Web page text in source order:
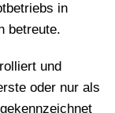
in
betreute.
und
oder nur als